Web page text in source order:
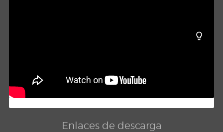
Enlaces de descarga